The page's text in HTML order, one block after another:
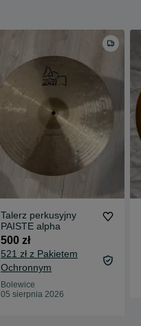
Talerz perkusyjny
PAISTE alpha
500 zł
521 zł z Pakietem
Ochronnym
Bolewice
05 sierpnia 2026